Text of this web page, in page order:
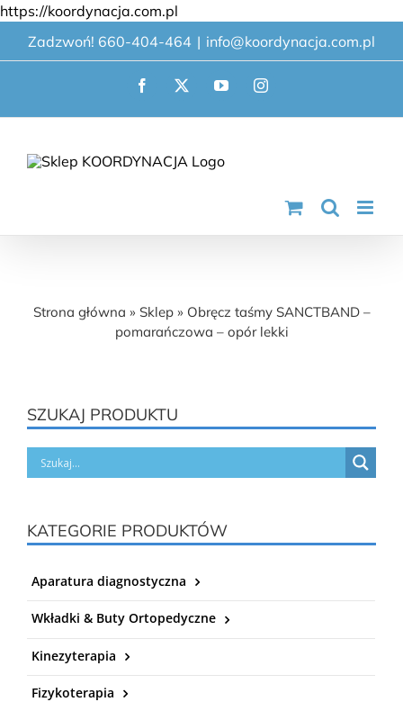
https://koordynacja.com.pl
do
zawartości
Zadzwoń! 660-404-464 | info@koordynacja.com.pl
Facebook
X YouTubeInstagram
Strona główna » Sklep» Obręcz taśmy SANCTBAND –
pomarańczowa – opór lekki
SZUKAJ PRODUKTU
KATEGORIE PRODUKTÓW
Aparatura diagnostyczna
Wkładki & Buty Ortopedyczne
Kinezyterapia
Fizykoterapia